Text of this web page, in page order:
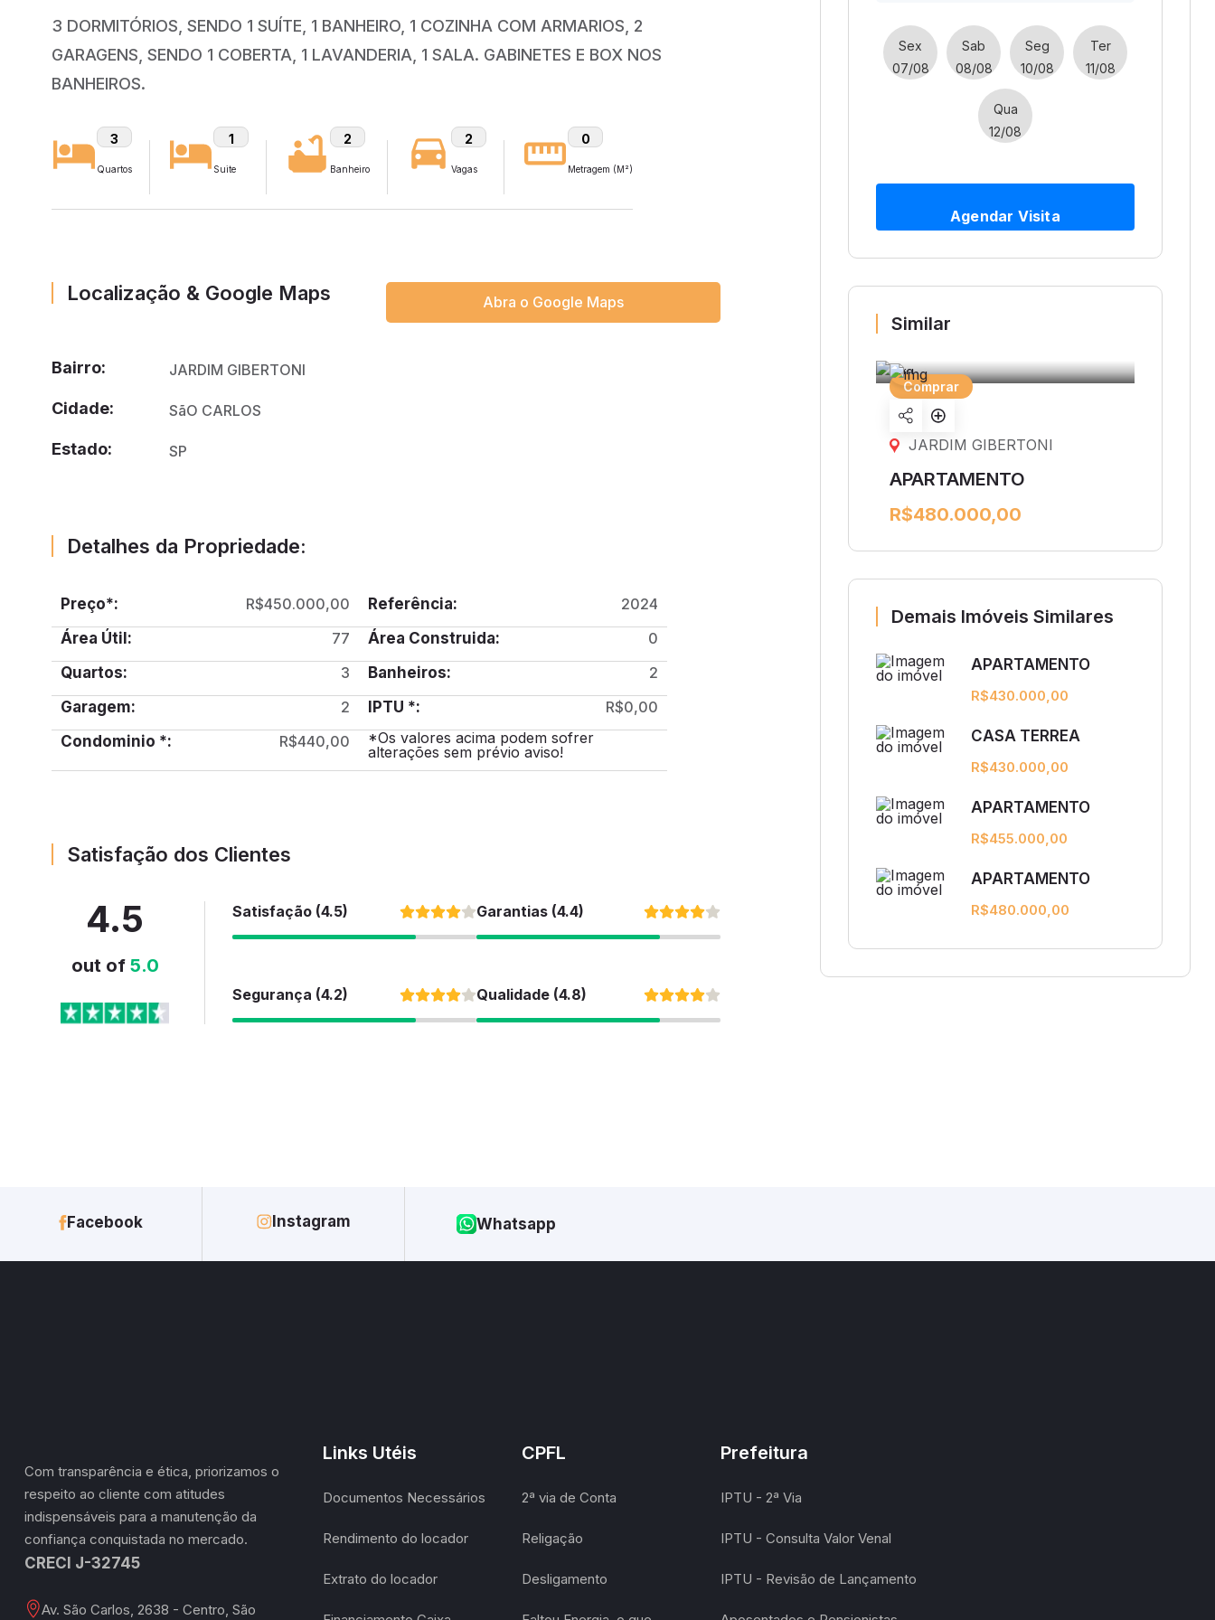
3 DORMITÓRIOS, SENDO 1 SUÍTE, 1 BANHEIRO, 1 COZINHA COM ARMARIOS, 2
GARAGENS, SENDO 1 COBERTA, 1 LAVANDERIA, 1 SALA. GABINETES E BOX NOS
BANHEIROS.
3
Quartos
1
Suite
2
Banheiro
2
Vagas
0
Metragem (M²)
Localização & Google Maps Abra o Google Maps
Bairro: JARDIM GIBERTONI
Cidade: SãO CARLOS
Estado: SP
Detalhes da Propriedade:
Preço*: R$450.000,00 Referência:
2024
Área Útil:
77 Área Construida:
0
Quartos:
3 Banheiros:
2
Garagem:
2 IPTU *:
R$0,00
Condominio *:
R$440,00
*Os valores acima podem sofrer
alterações sem prévio aviso!
Satisfação dos Clientes
4.5
out of 5.0
Satisfação (4.5)
Segurança (4.2)
Garantias (4.4)
Qualidade (4.8)
Sex
07/08
Sab
08/08
Seg
10/08
Ter
11/08
Qua
12/08
Agendar Visita
Similar
Comprar
Sharelisting
JARDIM GIBERTONI
APARTAMENTO
R$480.000,00
Demais Imóveis Similares
APARTAMENTO
R$430.000,00
CASA TERREA
R$430.000,00
APARTAMENTO
R$455.000,00
APARTAMENTO
R$480.000,00
Facebook Instagram Whatsapp
Com transparência e ética, priorizamos o
respeito ao cliente com atitudes
indispensáveis para a manutenção da
confiança conquistada no mercado.
CRECI J-32745
Av. São Carlos, 2638 - Centro, São
Links Utéis
Documentos Necessários
Rendimento do locador
Extrato do locador
CPFL
2ª via de Conta
Religação
Desligamento
Prefeitura
IPTU - 2ª Via
IPTU - Consulta Valor Venal
IPTU - Revisão de Lançamento